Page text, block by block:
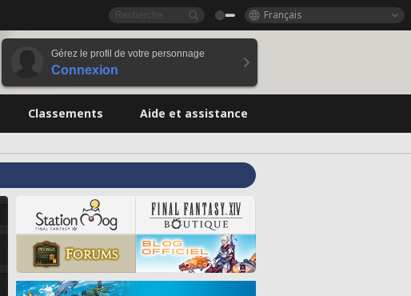
Français
Gérez le profil de votre personnage
Connexion
Classements Aide et assistance